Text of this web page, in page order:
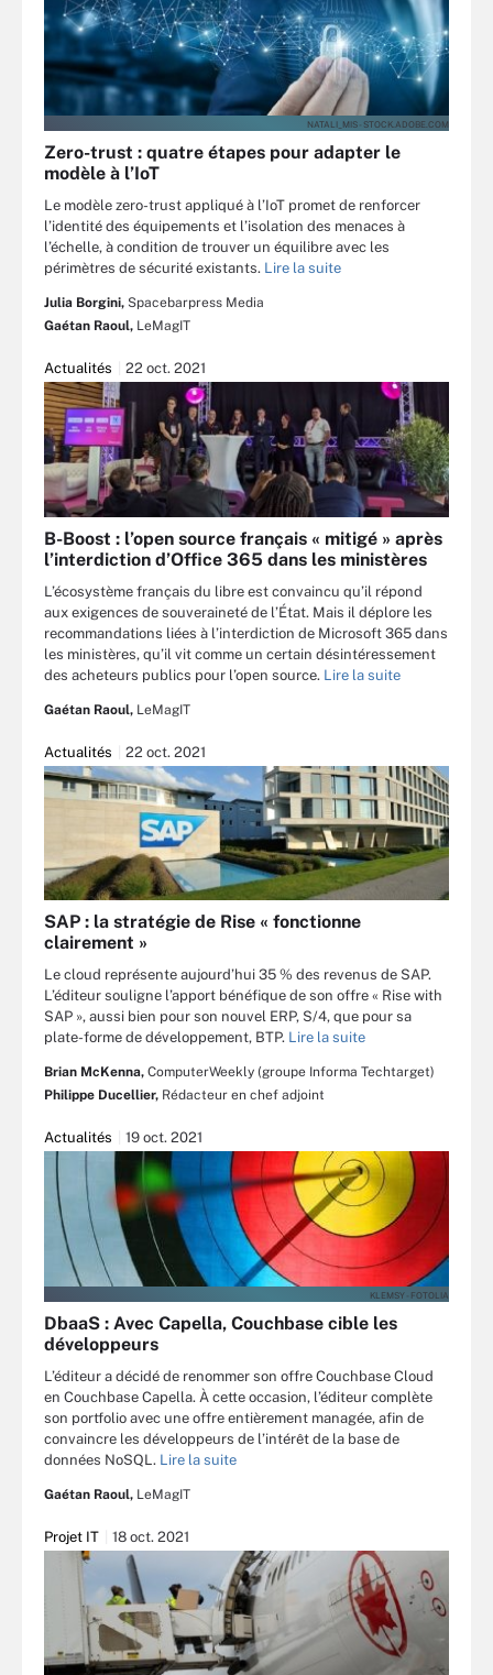
NATALI_MIS - STOCK.ADOBE.COM
Zero-trust : quatre étapes pour adapter le
modèle à l’IoT
Le modèle zero-trust appliqué à l’IoT promet de renforcer
l’identité des équipements et l’isolation des menaces à
l’échelle, à condition de trouver un équilibre avec les
périmètres de sécurité existants. Lire la suite
Julia Borgini, Spacebarpress Media
Gaétan Raoul, LeMagIT
Actualités 22 oct. 2021
B-Boost : l’open source français « mitigé » après
l’interdiction d’Office 365 dans les ministères
L’écosystème français du libre est convaincu qu’il répond
aux exigences de souveraineté de l’État. Mais il déplore les
recommandations liées à l’interdiction de Microsoft 365 dans
les ministères, qu’il vit comme un certain désintéressement
des acheteurs publics pour l’open source. Lire la suite
Gaétan Raoul, LeMagIT
Actualités 22 oct. 2021
SAP : la stratégie de Rise « fonctionne
clairement »
Le cloud représente aujourd’hui 35 % des revenus de SAP.
L’éditeur souligne l’apport bénéfique de son offre « Rise with
SAP », aussi bien pour son nouvel ERP, S/4, que pour sa
plate-forme de développement, BTP. Lire la suite
Brian McKenna, ComputerWeekly (groupe Informa Techtarget)
Philippe Ducellier, Rédacteur en chef adjoint
Actualités 19 oct. 2021
KLEMSY - FOTOLIA
DbaaS : Avec Capella, Couchbase cible les
développeurs
L’éditeur a décidé de renommer son offre Couchbase Cloud
en Couchbase Capella. À cette occasion, l’éditeur complète
son portfolio avec une offre entièrement managée, afin de
convaincre les développeurs de l’intérêt de la base de
données NoSQL. Lire la suite
Gaétan Raoul, LeMagIT
Projet IT 18 oct. 2021